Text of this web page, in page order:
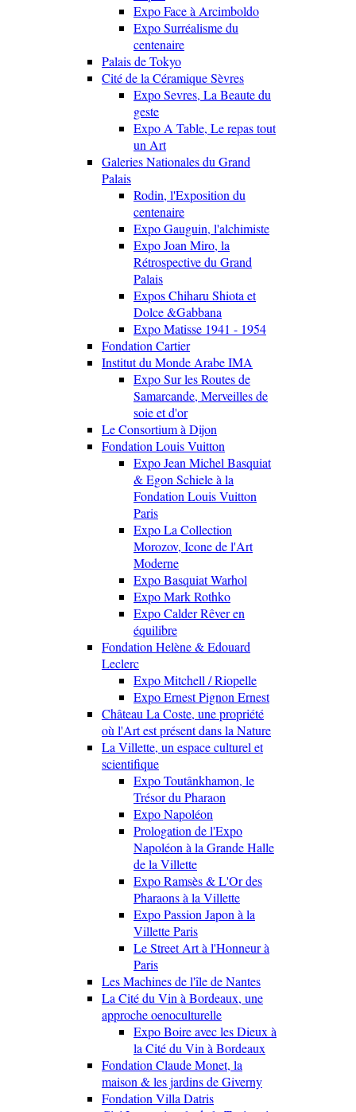
Expo Face à Arcimboldo
Expo Surréalisme du
centenaire
Palais de Tokyo
Cité de la Céramique Sèvres
Expo Sevres, La Beaute du
geste
Expo A Table, Le repas tout
un Art
Galeries Nationales du Grand
Palais
Rodin, l'Exposition du
centenaire
Expo Gauguin, l'alchimiste
Expo Joan Miro, la
Rétrospective du Grand
Palais
Expos Chiharu Shiota et
Dolce &Gabbana
Expo Matisse 1941 - 1954
Fondation Cartier
Institut du Monde Arabe IMA
Expo Sur les Routes de
Samarcande, Merveilles de
soie et d'or
Le Consortium à Dijon
Fondation Louis Vuitton
Expo Jean Michel Basquiat
& Egon Schiele à la
Fondation Louis Vuitton
Paris
Expo La Collection
Morozov, Icone de l'Art
Moderne
Expo Basquiat Warhol
Expo Mark Rothko
Expo Calder Rêver en
équilibre
Fondation Helène & Edouard
Leclerc
Expo Mitchell / Riopelle
Expo Ernest Pignon Ernest
Château La Coste, une propriété
où l'Art est présent dans la Nature
La Villette, un espace culturel et
scientifique
Expo Toutânkhamon, le
Trésor du Pharaon
Expo Napoléon
Prologation de l'Expo
Napoléon à la Grande Halle
de la Villette
Expo Ramsès & L'Or des
Pharaons à la Villette
Expo Passion Japon à la
Villette Paris
Le Street Art à l'Honneur à
Paris
Les Machines de l'île de Nantes
La Cité du Vin à Bordeaux, une
approche oenoculturelle
Expo Boire avec les Dieux à
la Cité du Vin à Bordeaux
Fondation Claude Monet, la
maison & les jardins de Giverny
Fondation Villa Datris